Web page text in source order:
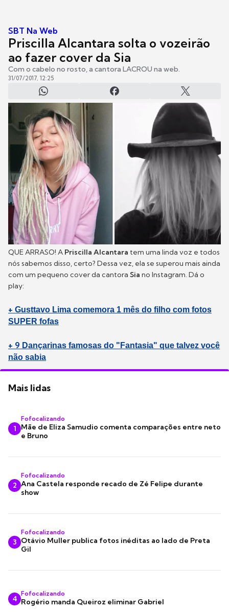
SBT Na Web
Priscilla Alcantara solta o vozeirão
ao fazer cover da Sia
Com o cabelo no rosto, a cantora LACROU na web.
31/07/2017, 12:25
QUE ARRASO! A Priscilla Alcantara tem uma linda voz e todos
nós sabemos disso, certo? Dessa vez, ela se superou mais ainda
com um pequeno cover da cantora Sia no Instagram. Dá o
play:
+ Gusttavo Lima comemora 1 mês do filho com fotos
SUPER fofas
+ 9 Dançarinas famosas do "Fantasia" que talvez você
não sabia
Mais lidas
1
Fofocalizando
Mãe de Eliza Samudio comenta comparações entre neto
e Bruno
2
Fofocalizando
Ana Castela responde recado de Zé Felipe durante
show
3
Fofocalizando
Otávio Muller publica fotos inéditas ao lado de Preta
Gil
4
Fofocalizando
Rogério manda Queiroz eliminar Gabriel